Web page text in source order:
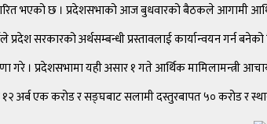
भएको छ । प्रदेशसभाको आज बुधवारको बैठकले आगामी
सरकारको अर्थसम्बन्धी प्रस्तावलाई कार्यान्वयन गर्न बनेको
गरे । प्रदेशसभामा यही असार १ गते आर्थिक मामिलामन्त्री
अर्ब एक करोड र सङ्घबाट सलामी दस्तुरबापत ५० करोड र